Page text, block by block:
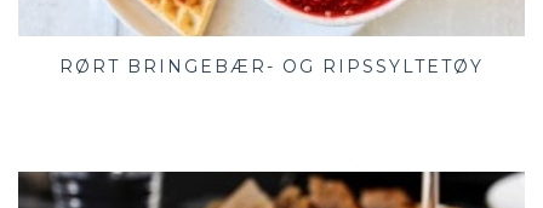
RØRT BRINGEBÆR- OG RIPSSYLTETØY